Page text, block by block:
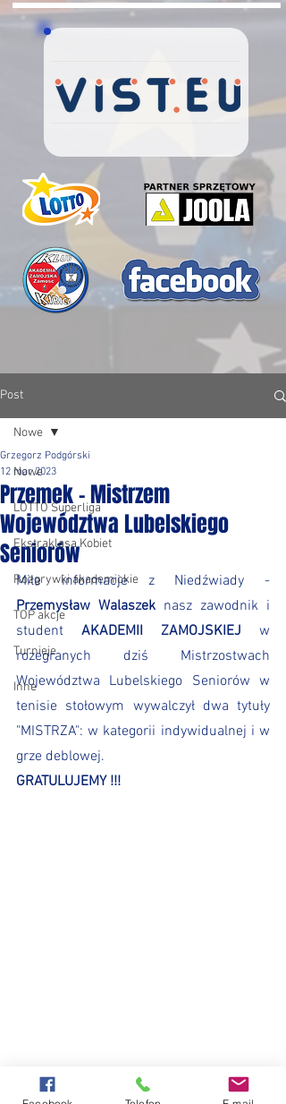
Post
Nowe
LOTTO Superliga
Ekstraklasa Kobiet
Rozgrywki akademickie
TOP akcje
Turnieje
Inne
Nowe
Przemek - Mistrzem
Województwa Lubelskiego
Seniorów
Grzegorz Podgórski
12 mar 2023
Przemysław Walaszek nasz zawodnik i
student AKADEMII ZAMOJSKIEJ w
rozegranych dziś Mistrzostwach
Województwa Lubelskiego Seniorów w
tenisie stołowym wywalczył dwa tytuły
"MISTRZA": w kategorii indywidualnej i w
grze deblowej.
GRATULUJEMY !!!